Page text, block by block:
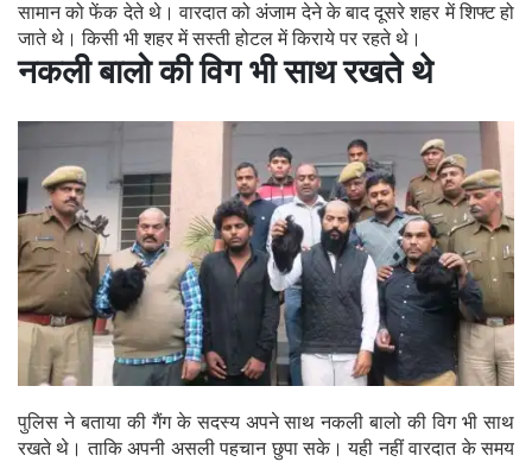
सामान को फेंक देते थे। वारदात को अंजाम देने के बाद दूसरे शहर में शिफ्ट हो
जाते थे। किसी भी शहर में सस्ती होटल में किराये पर रहते थे।
नकली बालो की विग भी साथ रखते थे
पुलिस ने बताया की गैंग के सदस्य अपने साथ नकली बालो की विग भी साथ
रखते थे। ताकि अपनी असली पहचान छुपा सके। यही नहीं वारदात के समय